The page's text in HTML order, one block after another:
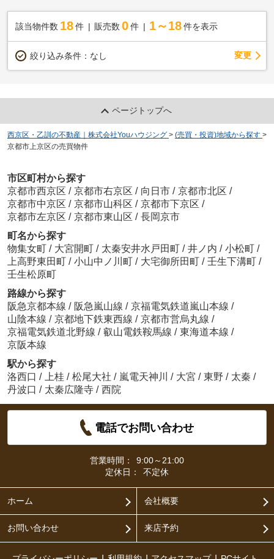
該当物件数 18件 販売数 0 件 1～18 件を表示
絞り込み条件： なし 変更
ページトップへ
西京区・乙訓の不動産｜株式会社Youハウジング > (売買・投資)地域から探す >
京都市上京区の売買物件
市区町村から探す
京都市西京区 / 京都市右京区 / 向日市 / 京都市北区 /
京都市中京区 / 京都市山科区 / 京都市下京区 /
京都市左京区 / 京都市東山区 / 長岡京市
町名から探す
物集女町 / 大宮開町 / 太秦安井水戸田町 / 井ノ内 / 小松町 /
上高野東田町 / 小山中ノ川町 / 大宅御所田町 / 壬生下溝町 /
壬生松原町
路線から探す
阪急京都本線 / 阪急嵐山線 / 京福電気鉄道嵐山本線 /
山陰本線 / 京都地下鉄東西線 / 京都市営烏丸線 /
京福電気鉄道北野線 / 叡山電鉄鞍馬線 / 東海道本線 /
京阪本線
駅から探す
洛西口 / 上桂 / 松尾大社 / 嵐電天神川 / 大宮 / 東野 / 太秦 /
丹波口 / 太秦広隆寺 / 西院
電話でお問い合わせ
営業時間：
9:00～21:00
定休日：
不定休
ホーム 会社概要
お問い合わせ 来店予約